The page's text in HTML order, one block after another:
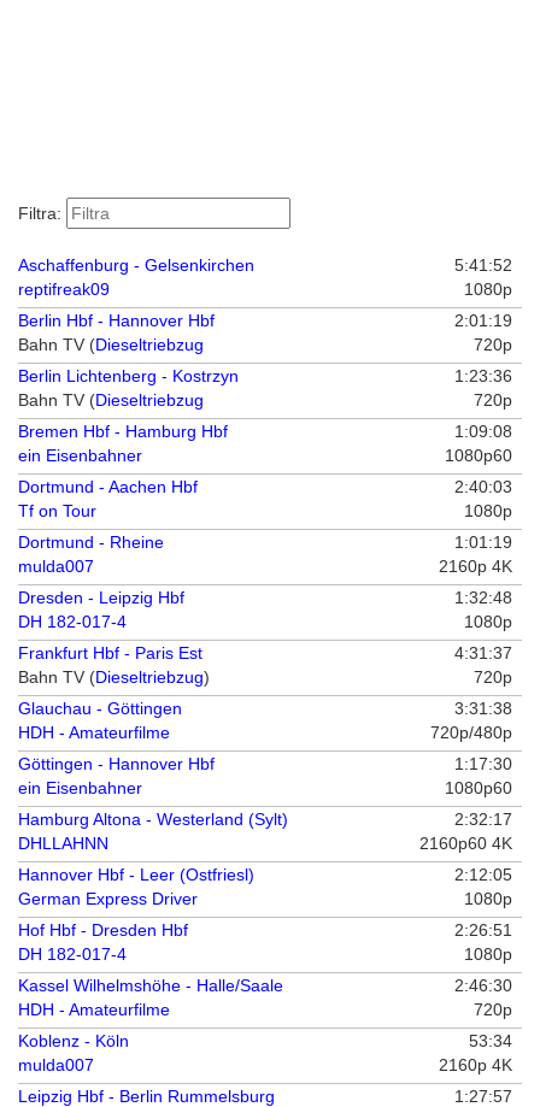
Filtra:
Aschaffenburg - Gelsenkirchen
5:41:52
reptifreak09
1080p
Berlin Hbf - Hannover Hbf
2:01:19
Bahn TV (Dieseltriebzug
720p
Berlin Lichtenberg - Kostrzyn
1:23:36
Bahn TV (Dieseltriebzug
720p
Bremen Hbf - Hamburg Hbf
1:09:08
ein Eisenbahner
1080p60
Dortmund - Aachen Hbf
2:40:03
Tf on Tour
1080p
Dortmund - Rheine
1:01:19
mulda007
2160p 4K
Dresden - Leipzig Hbf
1:32:48
DH 182-017-4
1080p
Frankfurt Hbf - Paris Est
4:31:37
Bahn TV (Dieseltriebzug)
720p
Glauchau - Göttingen
3:31:38
HDH - Amateurfilme
720p/480p
Göttingen - Hannover Hbf
1:17:30
ein Eisenbahner
1080p60
Hamburg Altona - Westerland (Sylt)
2:32:17
DHLLAHNN
2160p60 4K
Hannover Hbf - Leer (Ostfriesl)
2:12:05
German Express Driver
1080p
Hof Hbf - Dresden Hbf
2:26:51
DH 182-017-4
1080p
Kassel Wilhelmshöhe - Halle/Saale
2:46:30
HDH - Amateurfilme
720p
Koblenz - Köln
53:34
mulda007
2160p 4K
Leipzig Hbf - Berlin Rummelsburg
1:27:57